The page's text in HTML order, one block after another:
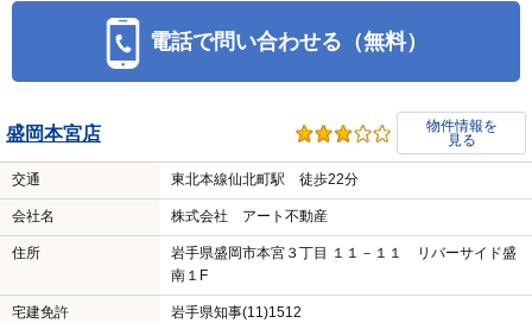
電話で問い合わせる（無料）
盛岡本宮店
物件情報を
見る
交通 東北本線仙北町駅 徒歩22分
会社名 株式会社 アート不動産
住所
岩手県盛岡市本宮３丁目 １１－１１ リバーサイド盛
南１F
宅建免許 岩手県知事(11)1512